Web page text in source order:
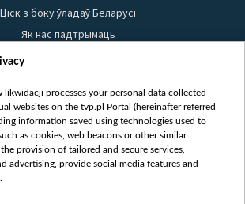
Ціск з боку ўладаў Беларусі
Як нас падтрымаць
выкарыстання матэрыялаў
Бяспека
Youtube
Белсат news
Белсат Shorts
likwidacji processes your personal data collected
websites on the tvp.pl Portal (hereinafter referred
information saved using technologies used to
as cookies, web beacons or other similar
provision of tailored and secure services,
advertising, provide social media features and